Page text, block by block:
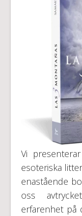
Vi
esoteriska
enastående
oss
erfarenhet på